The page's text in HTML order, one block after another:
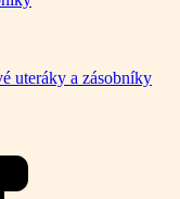
uteráky a zásobníky